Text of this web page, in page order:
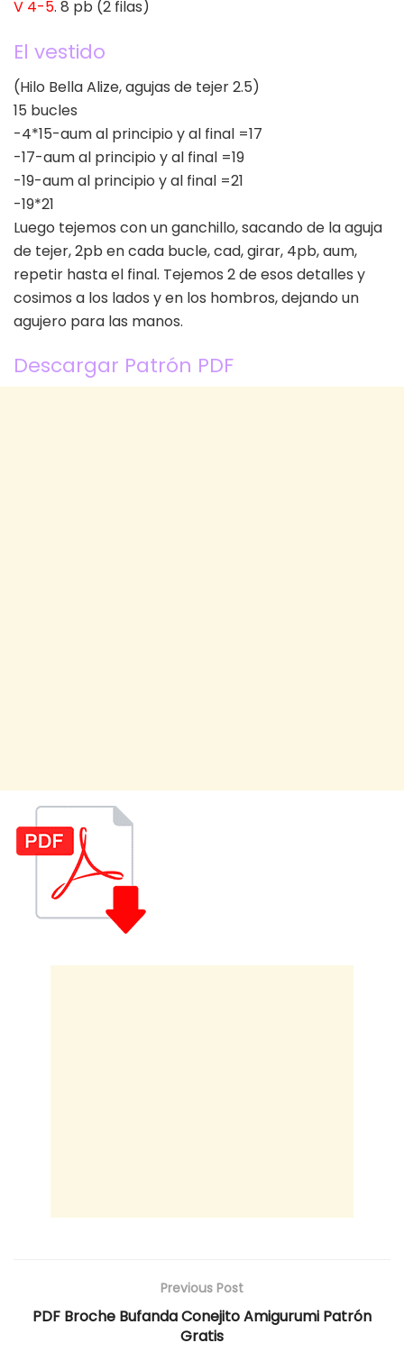
V 4-5. 8 pb (2 filas)
El vestido
(Hilo Bella Alize, agujas de tejer 2.5)
15 bucles
-4*15-aum al principio y al final =17
-17-aum al principio y al final =19
-19-aum al principio y al final =21
-19*21
Luego tejemos con un ganchillo, sacando de la aguja
de tejer, 2pb en cada bucle, cad, girar, 4pb, aum,
repetir hasta el final. Tejemos 2 de esos detalles y
cosimos a los lados y en los hombros, dejando un
agujero para las manos.
Descargar Patrón PDF
Previous Post
PDF Broche Bufanda Conejito Amigurumi Patrón
Gratis